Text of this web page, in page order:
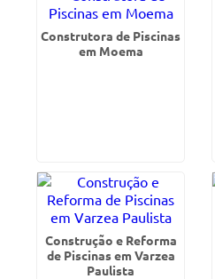
Construtora de Piscinas
em Moema
Construção e Reforma
de Piscinas em Varzea
Paulista